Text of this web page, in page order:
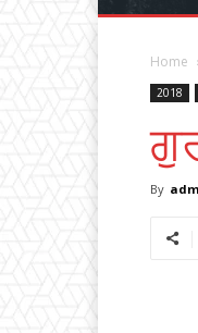
Home
2018
By